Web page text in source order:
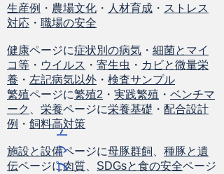
生産例 ・ 農場文化 ・ 人材育成 ・ ストレス
対応 ・ 職場の安全
健康ページに症状別の病気 ・ 細菌とマイ
コ等 ・ ウイルス ・ 寄生虫 ・ カビと微量栄
養 ・ 左記病気以外 ・ 検査サンプル
繁殖ページに繁殖2 ・ 実践繁殖 ・ ベンチマ
ーク
栄養ページに栄養基礎 ・ 配合設計
例 ・ 飼料高対策
施設と設備ページに母豚群飼
種豚と遺
伝ページに肉質 SDGsと食の安全ページ
ト
ッ
プ